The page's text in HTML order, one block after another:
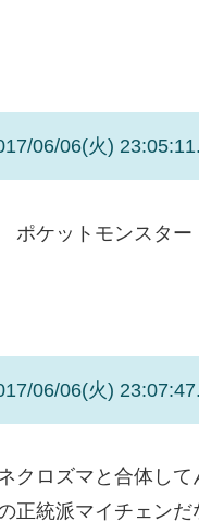
06/06(火)
ポケットモンスタ
06/06(火)
クロズマと合体して
正統派マイチェンだ